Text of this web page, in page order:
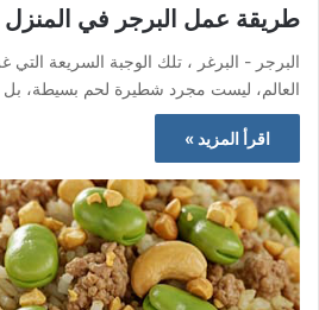
طريقة عمل البرجر في المنزل
البرجر - البرغر ، تلك الوجبة السريعة
العالم، ليست مجرد شطيرة لحم بسيطة،
اقرأ المزيد »